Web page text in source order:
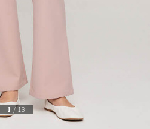
1 /18